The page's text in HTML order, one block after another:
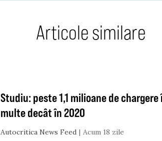
Articole similare
Studiu: peste 1,1 milioane de
multe decât în 2020
Autocritica News Feed Acum 18 zile